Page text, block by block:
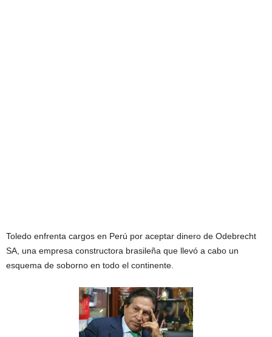
Toledo enfrenta cargos en Perú por aceptar dinero de Odebrecht
SA, una empresa constructora brasileña que llevó a cabo un
esquema de soborno en todo el continente.